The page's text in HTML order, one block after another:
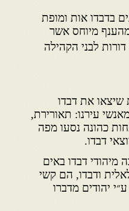
בדבדו אות ומופת
מיוחס אשר
לבני הקהילה
את דבדו
עירנו: תאורירת,
כהונה נסעו מפה
דבדו.
מיהודי דבדו באים
ודבדו, הם קשי
יהודים מדברו